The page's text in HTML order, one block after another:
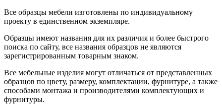
Все образцы мебели изготовлены по индивидуальному
проекту в единственном экземпляре.
Образцы имеют названия для их различия и более быстрого
поиска по сайту, все названия образцов не являются
зарегистрированным товарным знаком.
Все мебельные изделия могут отличаться от представленных
образцов по цвету, размеру, комплектации, фурнитуре, а также
способами монтажа и производителями комплектующих и
фурнитуры.